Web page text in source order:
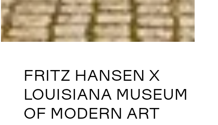
FRITZ HANSEN X
LOUISIANA MUSEUM
OF MODERN ART